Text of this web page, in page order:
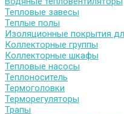
Тепловые завесы
Теплые полы
Изоляционные покрытия
Коллекторные группы
Коллекторные шкафы
Тепловые насосы
Теплоноситель
Термоголовки
Терморегуляторы
Трапы